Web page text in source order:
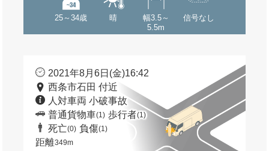
25～34歳 晴
幅3.5～
5.5m
信号なし
2021年8月6日(金)16:42
西条市石田 付近
人対車両 小破事故
普通貨物車(1) 歩行者(1)
死亡(0) 負傷(1)
距離349m